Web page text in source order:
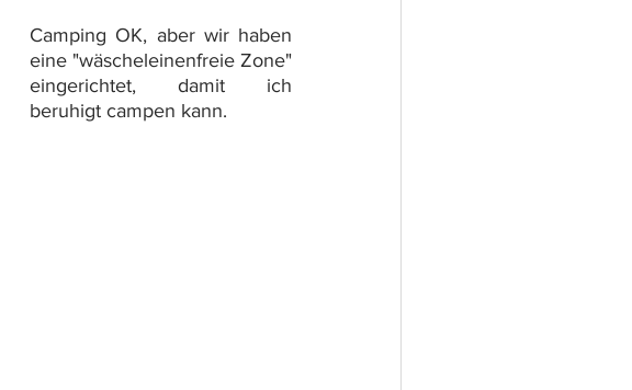
Camping OK, aber wir haben
eine "wäscheleinenfreie Zone"
eingerichtet, damit ich
beruhigt campen kann.